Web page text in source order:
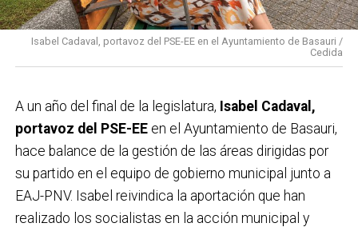
Isabel Cadaval, portavoz del PSE-EE en el Ayuntamiento de Basauri /
Cedida
A un año del final de la legislatura, Isabel Cadaval,
portavoz del PSE-EEen el Ayuntamiento de Basauri,
hace balance de la gestión de las áreas dirigidas por
su partido en el equipo de gobierno municipal junto a
EAJ-PNV. Isabel reivindica la aportación que han
realizado los socialistas en la acción municipal y